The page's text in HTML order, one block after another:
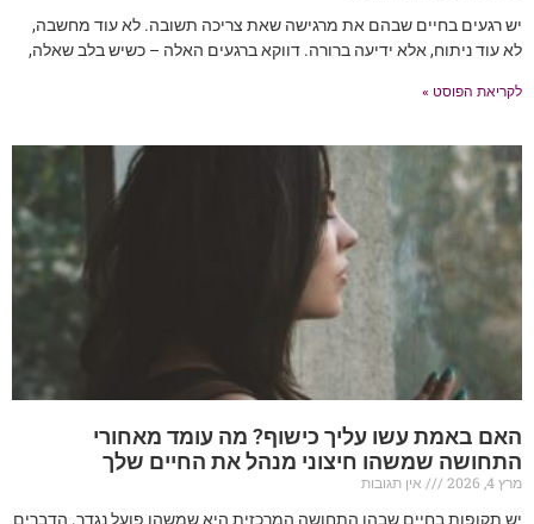
יש רגעים בחיים שבהם את מרגישה שאת צריכה תשובה. לא עוד מחשבה,
לא עוד ניתוח, אלא ידיעה ברורה. דווקא ברגעים האלה – כשיש בלב שאלה,
לקריאת הפוסט »
האם באמת עשו עליך כישוף? מה עומד מאחורי
התחושה שמשהו חיצוני מנהל את החיים שלך
מרץ 4, 2026
אין תגובות
יש תקופות בחיים שבהן התחושה המרכזית היא שמשהו פועל נגדך. הדברים